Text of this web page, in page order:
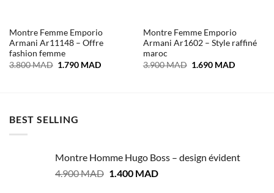
Montre Femme Emporio
Armani Ar11148 – Offre
fashion femme
3.800MAD Le
1.790 MADLe
Montre Femme Emporio
Armani Ar1602 – Style raffiné
maroc
3.900MAD Le
1.690 MADLe
BEST SELLING
Montre Homme Hugo Boss – design évident
4.900MAD Le
1.400 MADLe